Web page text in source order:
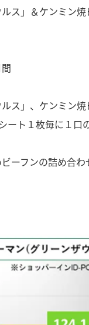
ス」＆ケンミン
ス」、ケンミン焼
ート１枚毎に１口
ーフンの詰め合